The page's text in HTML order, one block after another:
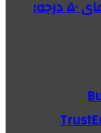
هشدار قرمز هواشناسی برای گرمای ۵۰ درجه؛